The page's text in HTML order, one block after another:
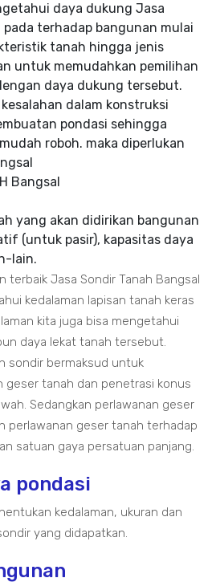
daya dukung Jasa
pada terhadap bangunan mulai
tanah hingga jenis
untuk memudahkan pemilihan
daya dukung tersebut.
dalam konstruksi
pondasi sehingga
roboh. maka diperlukan
Bangsal
yang akan didirikan bangunan
(untuk pasir), kapasitas daya
lain.
terbaik Jasa Sondir Tanah Bangsal
kedalaman lapisan tanah keras
kita juga bisa mengetahui
daya lekat tanah tersebut.
sondir bermaksud untuk
geser tanah dan penetrasi konus
Sedangkan perlawanan geser
perlawanan geser tanah terhadap
satuan gaya persatuan panjang.
pondasi
kedalaman, ukuran dan
yang didapatkan.